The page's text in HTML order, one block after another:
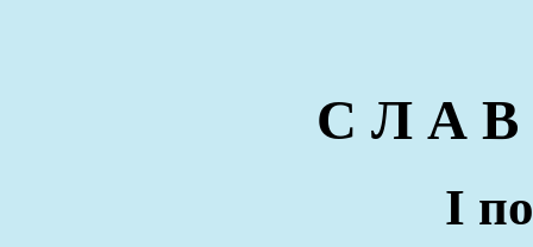
С Л А
I